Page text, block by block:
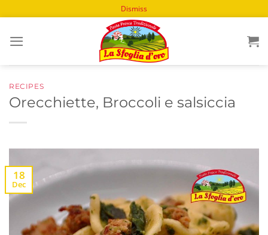
Dismiss
RECIPES
Orecchiette, Broccoli e salsiccia
18
Dec